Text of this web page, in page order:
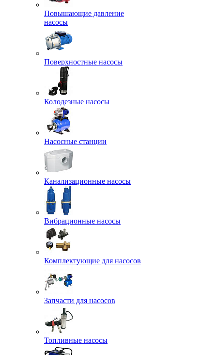
Повышающие давление
насосы
Поверхностные насосы
Колодезные насосы
Насосные станции
Канализационные насосы
Вибрационные насосы
Комплектующие для насосов
Запчасти для насосов
Топливные насосы